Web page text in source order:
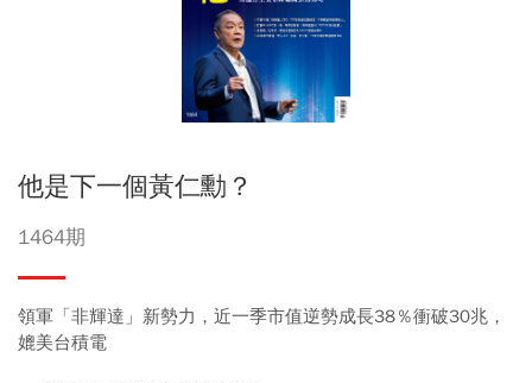
他是下一個黃仁勳？
1464期
領軍「非輝達」新勢力，近一季市值逆勢成長38％衝破30兆，
媲美台積電